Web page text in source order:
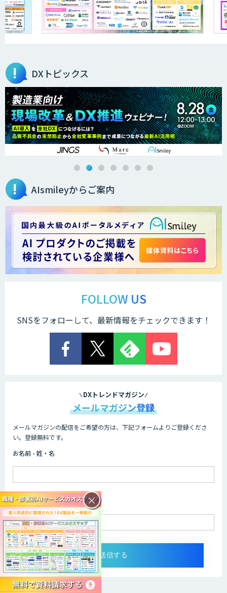
DXトピックス
AIsmileyからご案内
FOLLOW US
SNSをフォローして、最新情報をチェックできます！
DXトレンドマガジン
メールマガジン登録
メールマガジンの配信をご希望の方は、下記フォームよりご登録くださ
い。登録無料です。
お名前 - 姓・名
メールアドレス ×